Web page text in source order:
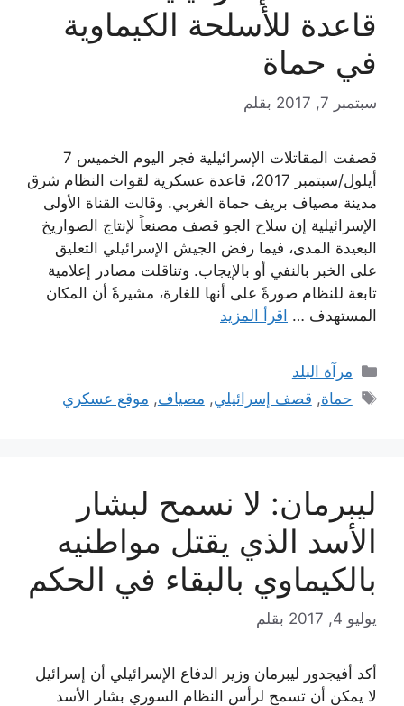
قاعدة للأسلحة الكيماوية
في حماة
سبتمبر 7, 2017 بقلم
قصفت المقاتلات الإسرائيلية فجر اليوم الخميس 7
أيلول/سبتمبر 2017، قاعدة عسكرية لقوات النظام شرق
مدينة مصياف بريف حماة الغربي. وقالت القناة الأولى
الإسرائيلية إن سلاح الجو قصف مصنعاً لإنتاج الصواريخ
البعيدة المدى، فيما رفض الجيش الإسرائيلي التعليق
على الخبر بالنفي أو بالإيجاب. وتناقلت مصادر إعلامية
تابعة للنظام صورةً على أنها للغارة، مشيرةً أن المكان
المستهدف … اقرأ المزيد
التصنيفات
مرآة البلد
الوسوم
حماة, قصف إسرائيلي, مصياف, موقع عسكري
ليبرمان: لا نسمح لبشار
الأسد الذي يقتل مواطنيه
بالكيماوي بالبقاء في الحكم
يوليو 4, 2017 بقلم
أكد أفيجدور ليبرمان وزير الدفاع الإسرائيلي أن إسرائيل
لا يمكن أن تسمح لرأس النظام السوري بشار الأسد